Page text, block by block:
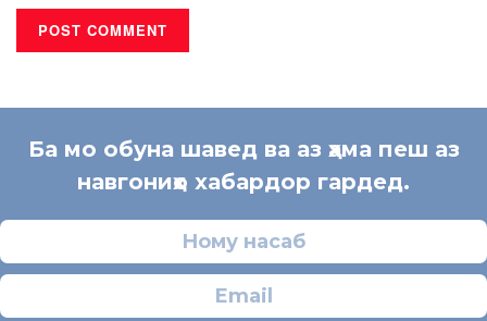
Ба мо обуна шавед ва аз ҳама пеш аз
навгониҳо хабардор гардед.